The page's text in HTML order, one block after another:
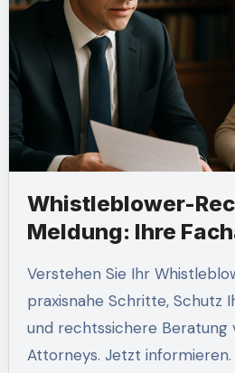
Whistleblower-
Meldung: Ihre
Verstehen Sie Ihr Whistleblower-Recht:
praxisnahe Schritte, Schutz
und rechtssichere Beratung
Attorneys. Jetzt informieren.